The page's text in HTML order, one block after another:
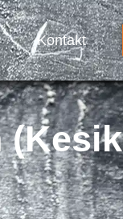
Kontakt
(Kesik